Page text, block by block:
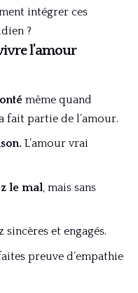
intégrer ces
?
l’amour
même quand
fait partie de l’amour.
L’amour vrai
le mal, mais sans
sincères et engagés.
preuve d’empathie